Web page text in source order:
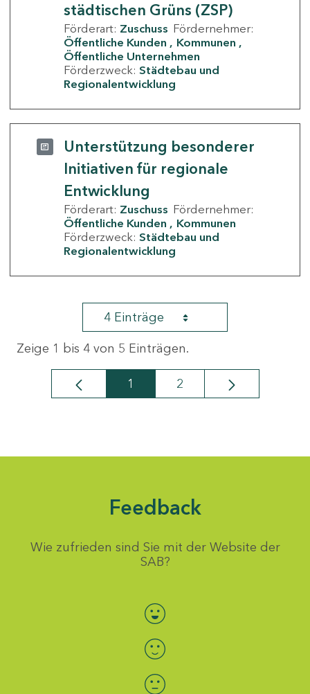
städtischen Grüns (ZSP)
Förderart: Zuschuss Fördernehmer:
Öffentliche Kunden
Kommunen
Öffentliche Unternehmen
Förderzweck: Städtebau und
Regionalentwicklung
Unterstützung besonderer
Initiativen für regionale
Entwicklung
Förderart: Zuschuss Fördernehmer:
Öffentliche Kunden
Kommunen
Förderzweck: Städtebau und
Regionalentwicklung
4 Einträge
Zeige 1 bis 4 von 5 Einträgen.
Seite
1 Seite
2
Feedback
Wie zufrieden sind Sie mit der Website der
SAB?
Bewertung auswählen